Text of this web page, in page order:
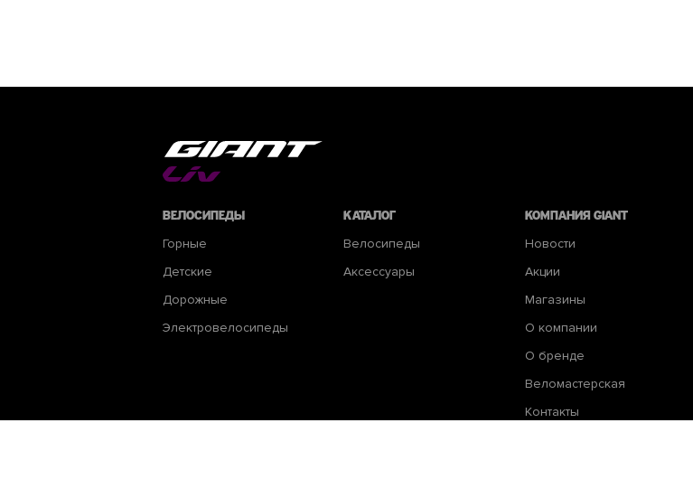
Велосипеды
Горные
Детские
Дорожные
Электровелосипеды
Каталог
Велосипеды
Аксессуары
КОМПАНИЯ giant
Новости
Акции
Магазины
О компании
О бренде
Веломастерская
Контакты